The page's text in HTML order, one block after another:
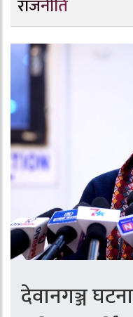
राजनीति
देवानगञ्ज